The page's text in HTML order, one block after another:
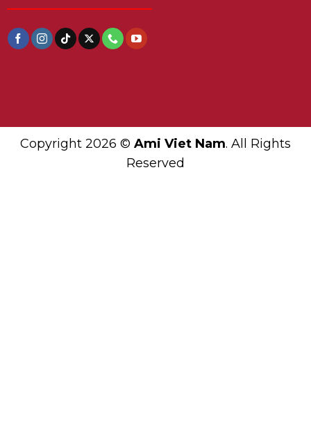
Copyright 2026 © Ami Viet Nam. All Rights
Reserved